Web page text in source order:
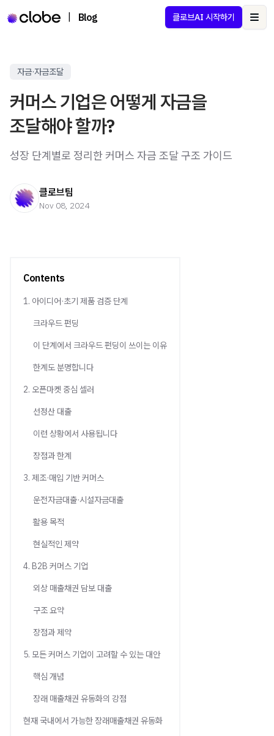
Blog 클로브AI 시작하기
자금·자금조달
커머스 기업은 어떻게 자금을
조달해야 할까?
성장 단계별로 정리한 커머스 자금 조달 구조 가이드
클로브팀
Nov 08, 2024
Contents
1. 아이디어·초기 제품 검증 단계
크라우드 펀딩
이 단계에서 크라우드 펀딩이 쓰이는 이유
한계도 분명합니다
2. 오픈마켓 중심 셀러
선정산 대출
이런 상황에서 사용됩니다
장점과 한계
3. 제조·매입 기반 커머스
운전자금대출·시설자금대출
활용 목적
현실적인 제약
4. B2B 커머스 기업
외상 매출채권 담보 대출
구조 요약
장점과 제약
5. 모든 커머스 기업이 고려할 수 있는 대안
핵심 개념
장래 매출채권 유동화의 강점
현재 국내에서 가능한 장래매출채권 유동화